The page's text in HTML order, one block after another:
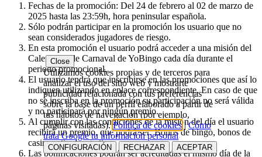
Fechas de la promoción: Del 24 de febrero al 02 de marzo de
2025 hasta las 23:59h, hora peninsular española.
Sólo podrán participar en la promoción los usuario que no
sean considerados jugadores de riesgo.
En esta promoción el usuario podrá acceder a una misión del
Calendario de Carnaval de YoBingo cada día durante el
periodo promocional.
El usuario tendrá que inscribirse en las promociones que así lo
indiquen utilizando en enlace correspondiente.En caso de que
no se inscriba en la promoción su participación no será válida
y no participará por ningún premio.
Al cumplir con las condiciones de la misión del día el usuario
recibirá un premio, que podrá ser: Bonos de bingo, bonos de
casino o tiradas gratis.
Las bonificaciones podrán ser acreditadas el mismo día de la
Close
Utilizamos cookies propias y de terceros para
analizar el uso del sitio web y mostrarte
publicidad relacionada con tus preferencias
sobre la base de un perfil elaborado a partir de
tus hábitos de navegación (por ejemplo,
páginas visitadas).Política de cookies|Cómo
trata Google tu información personal
CONFIGURACIÓN RECHAZAR ACEPTAR